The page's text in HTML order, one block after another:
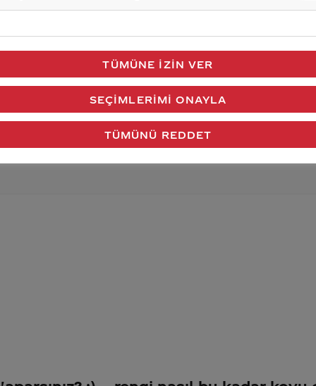
verdiğimiz cevap aklındaki soru işaretlerini giderdi
Gönder
TÜMÜNE İZIN VER
TÜMÜNÜ REDDET
SEÇIMLERIMI ONAYLA